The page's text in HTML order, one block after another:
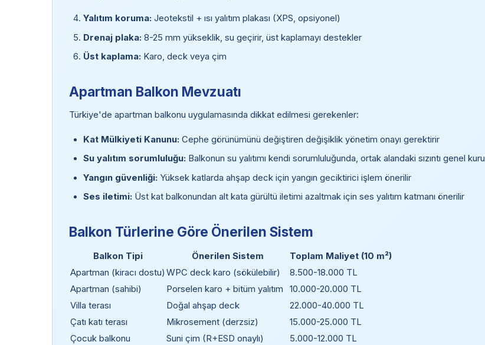
Yalıtım koruma: Jeotekstil + ısı yalıtım plakası (XPS, opsiyonel)
Drenaj plaka: 8-25 mm yükseklik, su geçirir, üst kaplamayı destekler
Üst kaplama: Karo, deck veya çim
Apartman Balkon Mevzuatı
Türkiye'de apartman balkonu uygulamasında dikkat edilmesi gerekenler:
Kat Mülkiyeti Kanunu: Cephe görünümünü değiştiren değişiklik yönetim onayı gerektirir
Su yalıtım sorumluluğu: Balkonun su yalıtımı kendi sorumluluğunda, ortak alandaki sızıntı genel kurul
Yangın güvenliği: Yüksek katlarda ahşap deck için yangın geciktirici işlem önerilir
Ses iletimi: Üst kat balkonundan alt kata gürültü iletimi azaltmak için ses yalıtım katmanı önerilir
Balkon Türlerine Göre Önerilen Sistem
Balkon Tipi Önerilen Sistem
Toplam Maliyet (10 m²)
Apartman (kiracı dostu) WPC deck karo (sökülebilir)
8.500-18.000 TL
Apartman (sahibi)
Porselen karo + bitüm yalıtım
10.000-20.000 TL
Villa terası
Doğal ahşap deck
22.000-40.000 TL
Çatı katı terası
Mikrosement (derzsiz)
15.000-25.000 TL
Çocuk balkonu
Suni çim (R+ESD onaylı)
5.000-12.000 TL